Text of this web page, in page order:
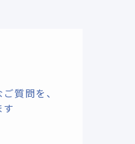
質問を、